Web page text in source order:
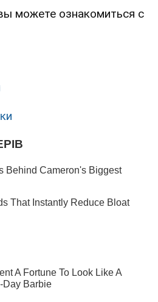
можете ознакомиться с